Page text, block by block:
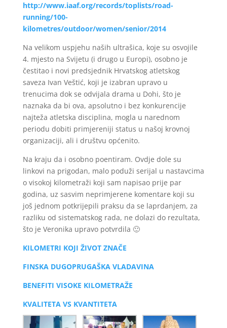
http://www.iaaf.org/records/toplists/road-
running/100-
kilometres/outdoor/women/senior/2014
Na velikom uspjehu naših ultrašica, koje su osvojile
4. mjesto na Svijetu (i drugo u Europi), osobno je
čestitao i novi predsjednik Hrvatskog atletskog
saveza Ivan Veštić, koji je izabran upravo u
trenucima dok se odvijala drama u Dohi, što je
naznaka da bi ova, apsolutno i bez konkurencije
najteža atletska disciplina, mogla u narednom
periodu dobiti primjereniji status u našoj krovnoj
organizaciji, ali i društvu općenito.
Na kraju da i osobno poentiram. Ovdje dole su
linkovi na prigodan, malo poduži serijal u nastavcima
o visokoj kilometraži koji sam napisao prije par
godina, uz sasvim neprimjerene komentare koji su
još jednom potkrijepili praksu da se laprdanjem, za
razliku od sistematskog rada, ne dolazi do rezultata,
što je Veronika upravo potvrdila 🙂
KILOMETRI KOJI ŽIVOT ZNAČE
FINSKA DUGOPRUGAŠKA VLADAVINA
BENEFITI VISOKE KILOMETRAŽE
KVALITETA VS KVANTITETA